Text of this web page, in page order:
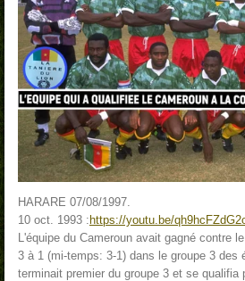
HARARE 07/08/1997.
10 oct. 1993 :https://youtu.be/
L'équipe du Cameroun avait gagné contre
3 à 1 (mi-temps: 3-1) dans le groupe 3 des
terminait premier du groupe 3 et se qualifia